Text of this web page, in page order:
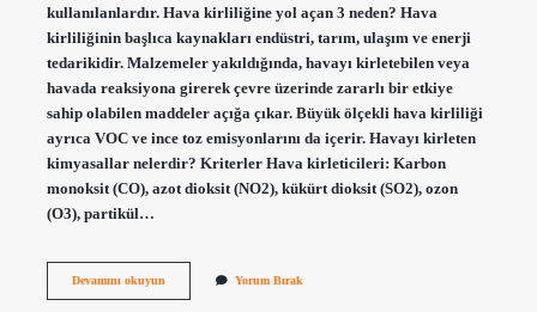
kullanılanlardır. Hava kirliliğine yol açan 3 neden? Hava
kirliliğinin başlıca kaynakları endüstri, tarım, ulaşım ve enerji
tedarikidir. Malzemeler yakıldığında, havayı kirletebilen veya
havada reaksiyona girerek çevre üzerinde zararlı bir etkiye
sahip olabilen maddeler açığa çıkar. Büyük ölçekli hava kirliliği
ayrıca VOC ve ince toz emisyonlarını da içerir. Havayı kirleten
kimyasallar nelerdir? Kriterler Hava kirleticileri: Karbon
monoksit (CO), azot dioksit (NO2), kükürt dioksit (SO2), ozon
(O3), partikül…
Devamını okuyunHavayı
Yorum Bırak